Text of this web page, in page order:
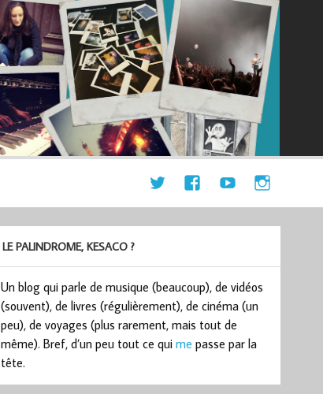
LE PALINDROME, KESACO ?
Un blog qui parle de musique (beaucoup), de vidéos
(souvent), de livres (régulièrement), de cinéma (un
peu), de voyages (plus rarement, mais tout de
même). Bref, d’un peu tout ce quime passe par la
tête.